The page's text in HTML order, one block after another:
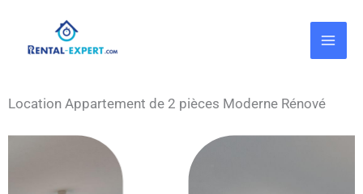
Location Appartement de 2 pièces Moderne Rénové